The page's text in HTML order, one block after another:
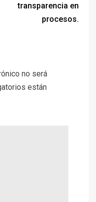
transparencia en
procesos.
no será
están